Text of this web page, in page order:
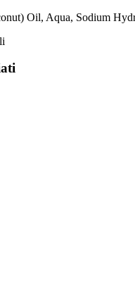
Oil, Aqua, Sodium